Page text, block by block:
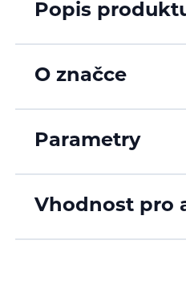
Popis
O značce
Parametry
Vhodnost pro